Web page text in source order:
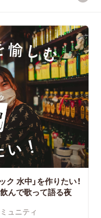
水中」を作りたい！
んで歌って語る夜
ュニティ